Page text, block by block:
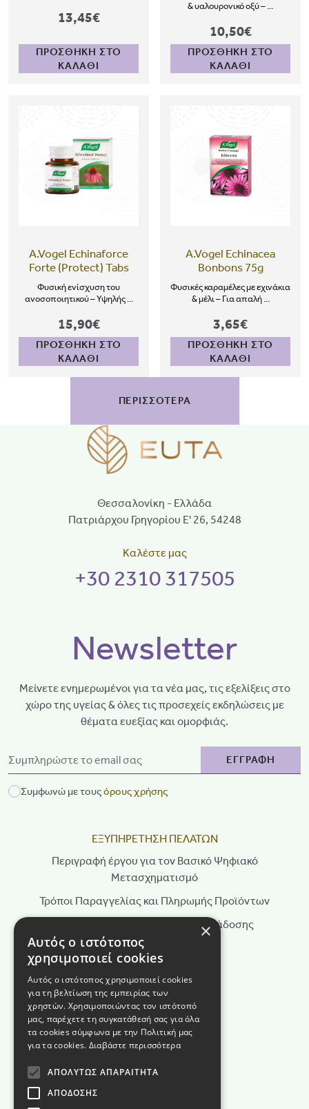
13,45€
ΠΡΟΣΘΗΚΗ ΣΤΟ
ΚΑΛΑΘΙ
& υαλουρονικό οξύ – ...
10,50€
ΠΡΟΣΘΗΚΗ ΣΤΟ
ΚΑΛΑΘΙ
A.Vogel Echinaforce
Forte (Protect) Tabs
Φυσική ενίσχυση του
ανοσοποιητικού – Υψηλής ...
15,90€
ΠΡΟΣΘΗΚΗ ΣΤΟ
ΚΑΛΑΘΙ
A.Vogel Echinacea
Bonbons 75g
Φυσικές καραμέλες με εχινάκια
& μέλι – Για απαλή ...
3,65€
ΠΡΟΣΘΗΚΗ ΣΤΟ
ΚΑΛΑΘΙ
ΠΕΡΙΣΣΟΤΕΡΑ
Θεσσαλονίκη - Ελλάδα
Πατριάρχου Γρηγορίου Ε' 26, 54248
Καλέστε μας
+30 2310 317505
ΕΞΥΠΗΡΕΤΗΣΗ ΠΕΛΑΤΩΝ
Περιγραφή έργου για τον Βασικό Ψηφιακό
Μετασχηματισμό
Τρόποι Παραγγελίας και Πληρωμής Προϊόντων
Τρόποι Αποστολής & Χρόνοι Παράδοσης
Πολιτική Επιστροφών
Όροι Χρήσης
Πολιτική Απορρήτου
Πολιτική Cookies
Newsletter
Μείνετε ενημερωμένοι για τα νέα μας, τις εξελίξεις στο
χώρο της υγείας & όλες τις προσεχείς εκδηλώσεις με
θέματα ευεξίας και ομορφιάς.
ΕΓΓΡΑΦΗ
Συμφωνώ με τουςόρους χρήσης
×
Αυτός ο ιστότοπος
χρησιμοποιεί cookies
Αυτός ο ιστότοπος χρησιμοποιεί cookies
για τη βελτίωση της εμπειρίας των
χρηστών. Χρησιμοποιώντας τον ιστότοπό
μας, παρέχετε τη συγκατάθεσή σας για όλα
τα cookies σύμφωνα με την Πολιτική μας
για τα cookies. Διαβάστε περισσότερα
ΑΠΟΛΎΤΩΣ ΑΠΑΡΑΊΤΗΤΑ
ΑΠΌΔΟΣΗΣ